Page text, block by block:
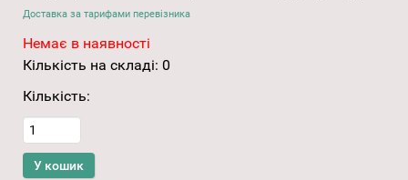
Доставка за тарифами перевізника
Немає в наявності
Кількість на складі: 0
Кількість: